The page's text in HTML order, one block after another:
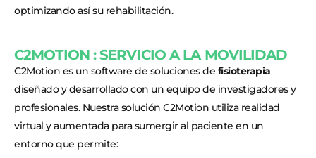
optimizando así su rehabilitación.
C2MOTION : SERVICIO A LA MOVILIDAD
C2Motion es un software de soluciones de fisioterapia
diseñado y desarrollado con un equipo de investigadores y
profesionales. Nuestra solución C2Motion utiliza realidad
virtual y aumentada para sumergir al paciente en un
entorno que permite: